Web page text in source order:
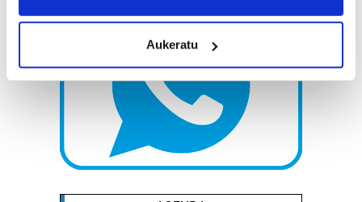
Identify your device by actively scanning it for
specific characteristics (fingerprinting)
Find out more about how your personal data is processed
and set your preferences in the
details section
Guk eta gure bazkideek zure datu pertsonalak
prozesatzen ditugu, zure IP zenbakia, besteak beste,
Aukeratu